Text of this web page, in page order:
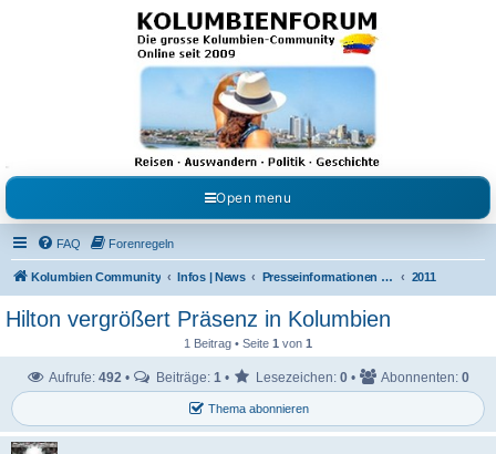
Kolumbienforum - Das
grosse Forum der
Freunde Kolumbiens
Reisen, Auswandern, Kultur, Politik, Geschichte und Visum in Kolumbien und Venezuela.
Austausch, Erfahrungen und Gemeinschaft im Kolumbienforum
Open menu
FAQ Forenregeln
Kolumbien Community Infos | News Presseinformationen & Neuigkeiten 2011
Hilton vergrößert Präsenz in Kolumbien
1 Beitrag • Seite 1 von 1
Thema abonnieren
Aufrufe: 492 • Beiträge: 1 • Lesezeichen: 0 • Abonnenten: 0